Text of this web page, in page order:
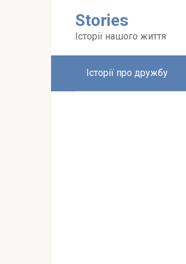
Stories
Історії нашого життя
Історії про дружбу